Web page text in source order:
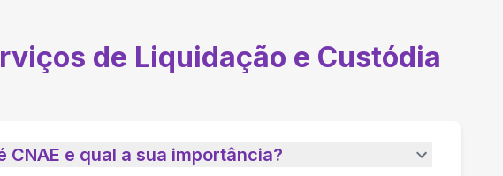
de Liquidação e Custódia
CNAE e qual a sua importância?